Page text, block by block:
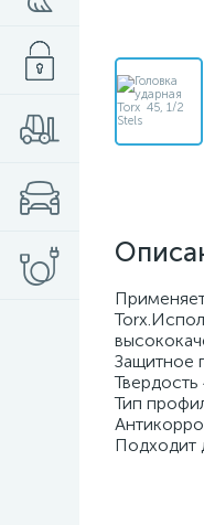
Защитное
Тип
Подходит